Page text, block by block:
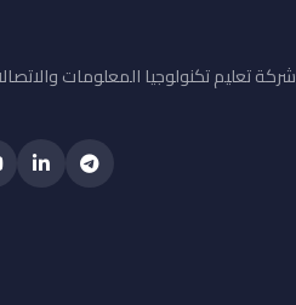
شركة تعليم تكنولوجيا المعلومات